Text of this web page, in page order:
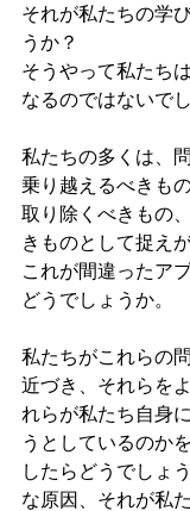
それが私たちの学
うか？
そうやって私たち
なるのではないで
私たちの多くは、
乗り越えるべきも
取り除くべきもの
きものとして捉え
これが間違ったア
どうでしょうか。
私たちがこれらの
近づき、それらを
れらが私たち自身
うとしているのか
したらどうでしょ
な原因、それが私